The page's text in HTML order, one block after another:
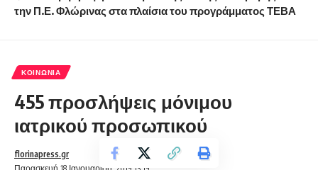
την Π.Ε. Φλώρινας στα πλαίσια του προγράμματος ΤΕΒΑ
ΚΟΙΝΩΝΊΑ
455 προσλήψεις μόνιμου
ιατρικού προσωπικού
florinapress.gr